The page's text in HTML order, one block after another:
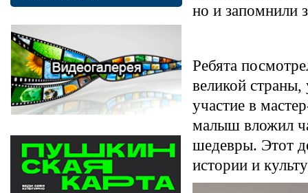
но и запомнили
Ребята
великой
участие в
малыш вложил
шедевры. Этот
истории и